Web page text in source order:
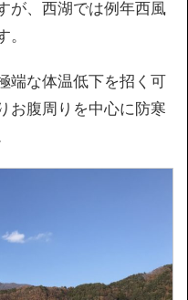
が、西湖では例年西風
端な体温低下を招く可
お腹周りを中心に防寒